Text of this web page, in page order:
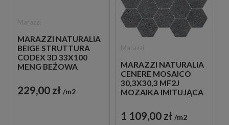
MARAZZI NATURALIA
BEIGE STRUTTURA
CODEX 3D 33X100
MENG BEŻOWA
STRUKTURALNA
ŚCIENNA IMITUJĄCA
229,00 zł m2
MARAZZI NATURALIA
CENERE MOSAICO
30,3X30,3 MF2J
MOZAIKA IMITUJĄCA
KOLORZE
1 109,00 zł m2